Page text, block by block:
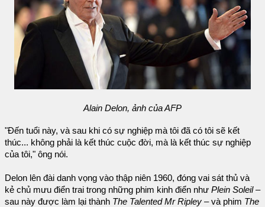
Alain Delon, ảnh của AFP
"Đến tuổi này, và sau khi có sự nghiệp mà tôi đã có tôi sẽ kết
thúc... không phải là kết thúc cuộc đời, mà là kết thúc sự nghiệp
của tôi," ông nói.
Delon lên đài danh vọng vào thập niên 1960, đóng vai sát thủ và
kẻ chủ mưu điển trai trong những phim kinh điển như Plein Soleil–
sau này được làm lại thành The Talented Mr Ripley – và phim The